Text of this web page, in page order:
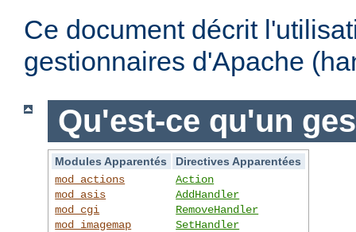
Ce document décrit
gestionnaires d'Apache
Qu'est-ce qu'un
Modules Apparentés
Directives Apparentées
mod_actions
mod_asis
mod_cgi
mod_imagemap
Action
AddHandler
RemoveHandler
SetHandler